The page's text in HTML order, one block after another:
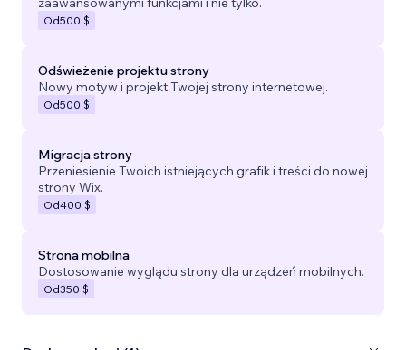
Od500 $
Odświeżenie projektu strony
Nowy motyw i projekt Twojej strony internetowej.
Od500 $
Migracja strony
Przeniesienie Twoich istniejących grafik i treści do nowej
strony Wix.
Od400 $
Strona mobilna
Dostosowanie wyglądu strony dla urządzeń mobilnych.
Od350 $